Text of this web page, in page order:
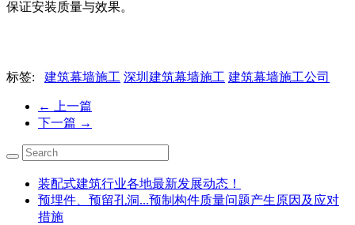
保证安装质量与效果。
标签: 建筑幕墙施工 深圳建筑幕墙施工 建筑幕墙施工公司
←
上一篇
下一篇 →
装配式建筑行业各地最新发展动态！
预埋件、预留孔洞...预制构件质量问题产生原因及应对
措施